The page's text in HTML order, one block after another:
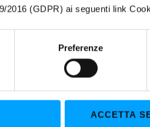
2016 (GDPR) ai seguenti link
Preferenze
ACCETTA